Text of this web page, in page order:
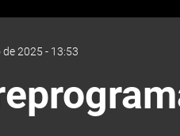
de 2025 - 13:53